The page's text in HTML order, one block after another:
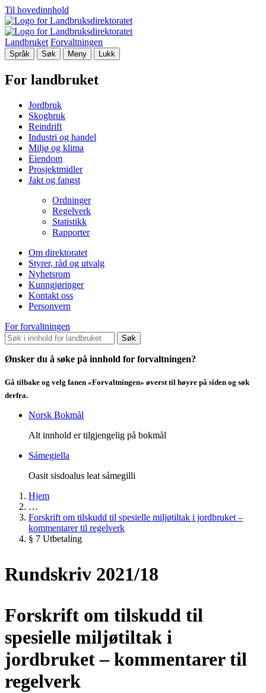
Til hovedinnhold
Landbruket Forvaltningen
Språk Søk Meny Lukk
For landbruket
Jordbruk
Skogbruk
Reindrift
Industri og handel
Miljø og klima
Eiendom
Prosjektmidler
Jakt og fangst
Ordninger
Regelverk
Statistikk
Rapporter
Om direktoratet
Styrer, råd og utvalg
Nyhetsrom
Kunngjøringer
Kontakt oss
Personvern
For forvaltningen
Søk
Ønsker du å søke på innhold for forvaltningen?
Gå tilbake og velg fanen «Forvaltningen» øverst til høyre på siden og søk
derfra.
Norsk Bokmål
Alt innhold er tilgjengelig på bokmål
Sámegiella
Oasit sisdoalus leat sámegilli
Hjem
…
Forskrift om tilskudd til spesielle miljøtiltak i jordbruket –
kommentarer til regelverk
§ 7 Utbetaling
Rundskriv 2021/18
Forskrift om tilskudd til
spesielle miljøtiltak i
jordbruket – kommentarer til
regelverk